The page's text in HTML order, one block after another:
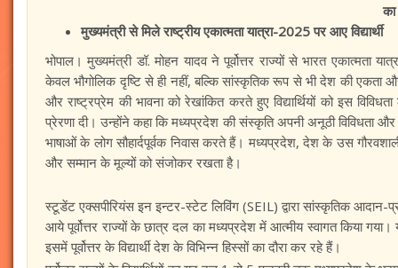
मुख्यमंत्री से मिले राष्ट्रीय एकात्मता यात्रा-2025 पर आए विद्यार्थी
भोपाल। मुख्यमंत्री डॉ. मोहन यादव ने पूर्वोत्तर राज्यों से भारत एकात्मता
केवल भौगोलिक दृष्टि से ही नहीं, बल्कि सांस्कृतिक रूप से भी देश की एकता
और राष्ट्रप्रेम की भावना को रेखांकित करते हुए विद्यार्थियों को इस
प्रेरणा दी। उन्होंने कहा कि मध्यप्रदेश की संस्कृति अपनी अनूठी विविधता और
भाषाओं के लोग सौहार्दपूर्वक निवास करते हैं। मध्यप्रदेश, देश के उस
और सम्मान के मूल्यों को संजोकर रखता है।
स्टूडेंट एक्सपीरियंस इन इन्टर-स्टेट लिविंग (SEIL) द्वारा सांस्कृतिक आदान-
आये पूर्वोत्तर राज्यों के छात्र दल का मध्यप्रदेश में आत्मीय स्वागत किया
इसमें पूर्वोत्तर के विद्यार्थी देश के विभिन्न हिस्सों का दौरा कर रहे हैं।